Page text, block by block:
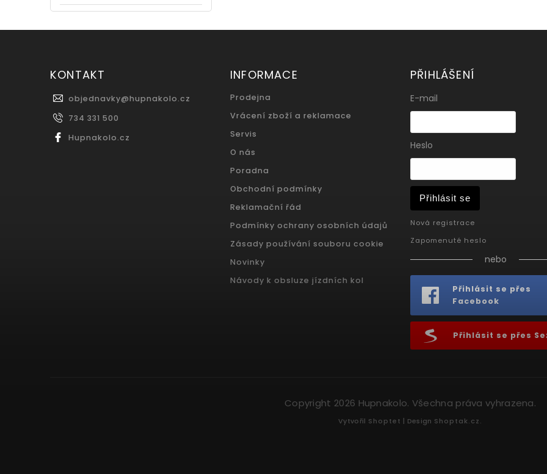
KONTAKT
objednavky@hupnakolo.cz
734 331 500
Hupnakolo.cz
INFORMACE
Prodejna
Vrácení zboží a reklamace
Servis
O nás
Poradna
Obchodní podmínky
Reklamační řád
Podmínky ochrany osobních údajů
Zásady používání souboru cookie
Novinky
Návody k obsluze jízdních kol
PŘIHLÁŠENÍ
E-mail
Heslo
Přihlásit se
Nová registrace
Zapomenuté heslo
nebo
Přihlásit se přes
Facebook
Přihlásit se přes
Copyright 2026 Hupnakolo. Všechna práva vyhrazena.
Vytvořil Shoptet | Design Shoptak.cz.